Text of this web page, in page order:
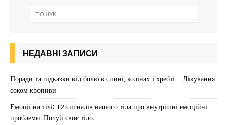
НЕДАВНІ ЗАПИСИ
Поради та підказки від болю в спині, колінах і хребті – Лікування
соком кропиви
Емоції на тілі: 12 сигналів нашого тіла про внутрішні емоційні
проблеми. Почуй своє тіло!